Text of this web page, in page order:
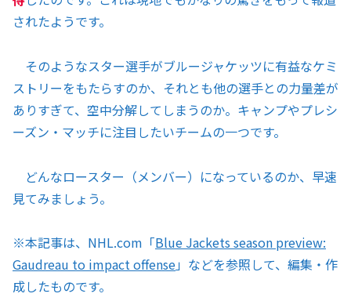
されたようです。
そのようなスター選手がブルージャケッツに有益なケミ
ストリーをもたらすのか、それとも他の選手との力量差が
ありすぎて、空中分解してしまうのか。キャンプやプレシ
ーズン・マッチに注目したいチームの一つです。
どんなロースター（メンバー）になっているのか、早速
見てみましょう。
※本記事は、NHL.com「Blue Jackets season preview:
Gaudreau to impact offense」などを参照して、編集・作
成したものです。